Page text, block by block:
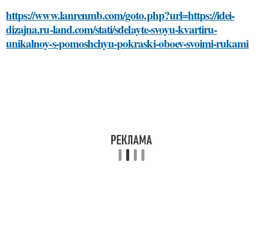
https://www.lanrenmb.com/goto.php?url=https://idei-
dizajna.ru-land.com/stati/sdelayte-svoyu-kvartiru-
unikalnoy-s-pomoshchyu-pokraski-oboev-svoimi-rukami